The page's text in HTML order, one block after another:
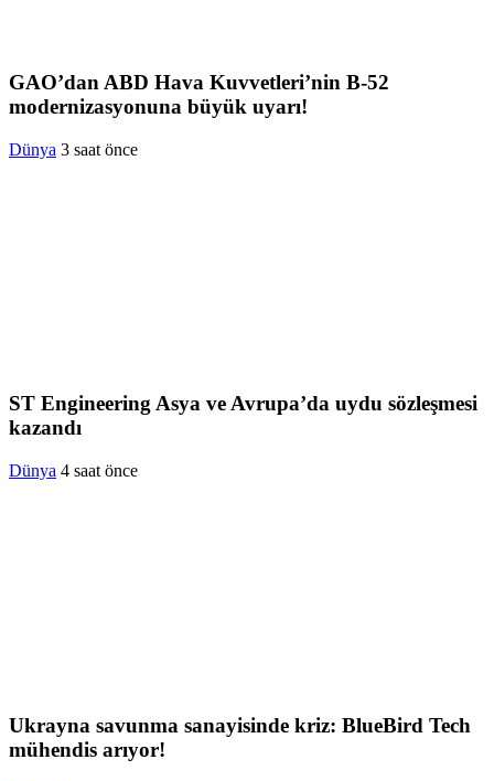
GAO’dan ABD Hava Kuvvetleri’nin B-52
modernizasyonuna büyük uyarı!
Dünya 3 saat önce
ST Engineering Asya ve Avrupa’da uydu sözleşmesi
kazandı
Dünya 4 saat önce
Ukrayna savunma sanayisinde kriz: BlueBird Tech
mühendis arıyor!